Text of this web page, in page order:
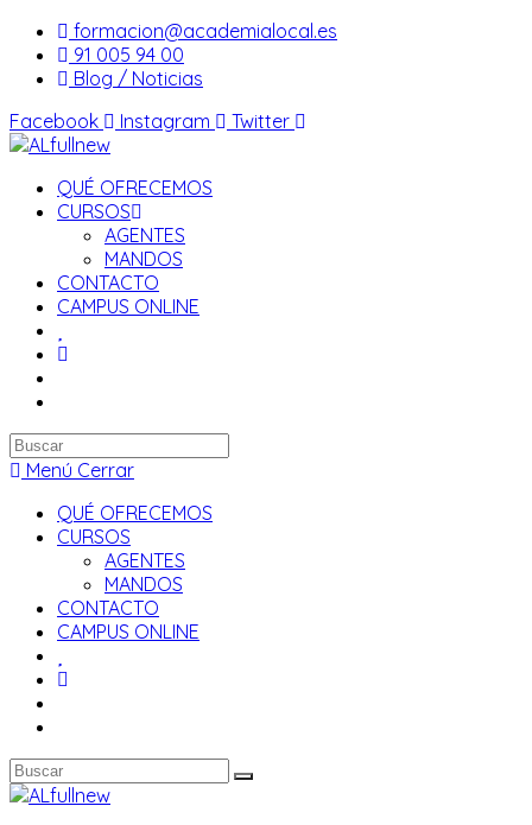
Saltar
contenido
formacion@academialocal.es
91 005 94 00
Blog / Noticias
Facebook
Instagram Twitter
QUÉ OFRECEMOS
CURSOS
AGENTES
MANDOS
CONTACTO
CAMPUS ONLINE
Buscar
en
web
Menú Cerrar
QUÉ OFRECEMOS
CURSOS
AGENTES
MANDOS
CONTACTO
CAMPUS ONLINE